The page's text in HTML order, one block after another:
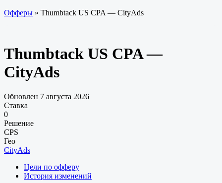
Офферы » Thumbtack US CPA — CityAds
Thumbtack US CPA —
CityAds
Обновлен 7 августа 2026
Ставка
0
Решение
CPS
Гео
CityAds
Цели по офферу
История изменений